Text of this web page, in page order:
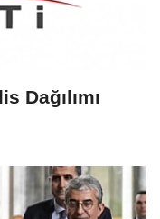
Dağılımı